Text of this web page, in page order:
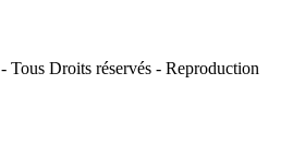
- Tous Droits réservés - Reproduction